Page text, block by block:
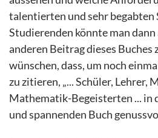
talentierten und sehr begabten
Studierenden könnte man dann
anderen Beitrag dieses Buches
wünschen, dass, um noch
zu zitieren, „... Schüler, Lehrer,
Mathematik-Begeisterten ... in
und spannenden Buch